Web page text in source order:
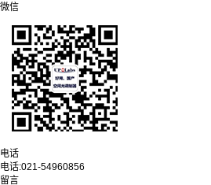
微信
电话
电话:021-54960856
留言